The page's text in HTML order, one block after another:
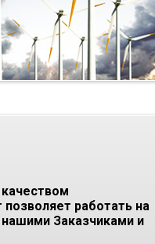
работать на
Заказчиками и